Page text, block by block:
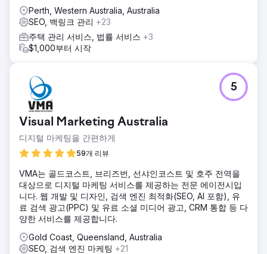
Perth, Western Australia, Australia
SEO, 백링크 관리 +23
주택 관리 서비스, 법률 서비스 +3
$1,000부터 시작
Visual Marketing Australia
디지털 마케팅을 간편하게
59개 리뷰
5
VMA는 골드코스트, 브리즈번, 선샤인코스트 및 호주 전역을
대상으로 디지털 마케팅 서비스를 제공하는 전문 에이전시입
니다. 웹 개발 및 디자인, 검색 엔진 최적화(SEO, AI 포함), 유
료 검색 광고(PPC) 및 유료 소셜 미디어 광고, CRM 통합 등 다
양한 서비스를 제공합니다.
Gold Coast, Queensland, Australia
SEO, 검색 엔진 마케팅 +21